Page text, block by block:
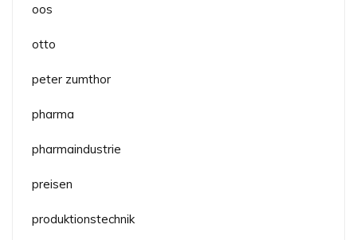
oos
otto
peter zumthor
pharma
pharmaindustrie
preisen
produktionstechnik